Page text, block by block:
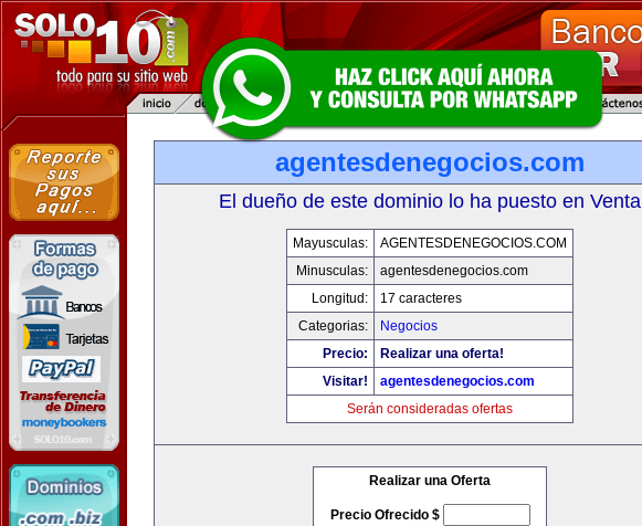
agentesdenegocios.com
El dueño de este dominio lo ha puesto en Venta
Mayusculas:
AGENTESDENEGOCIOS.COM
Minusculas:
agentesdenegocios.com
Longitud:
17 caracteres
Categorias:
Negocios
Precio:
Realizar una oferta!
Visitar!
agentesdenegocios.com
Serán consideradas ofertas
Realizar una Oferta
Precio Ofrecido $